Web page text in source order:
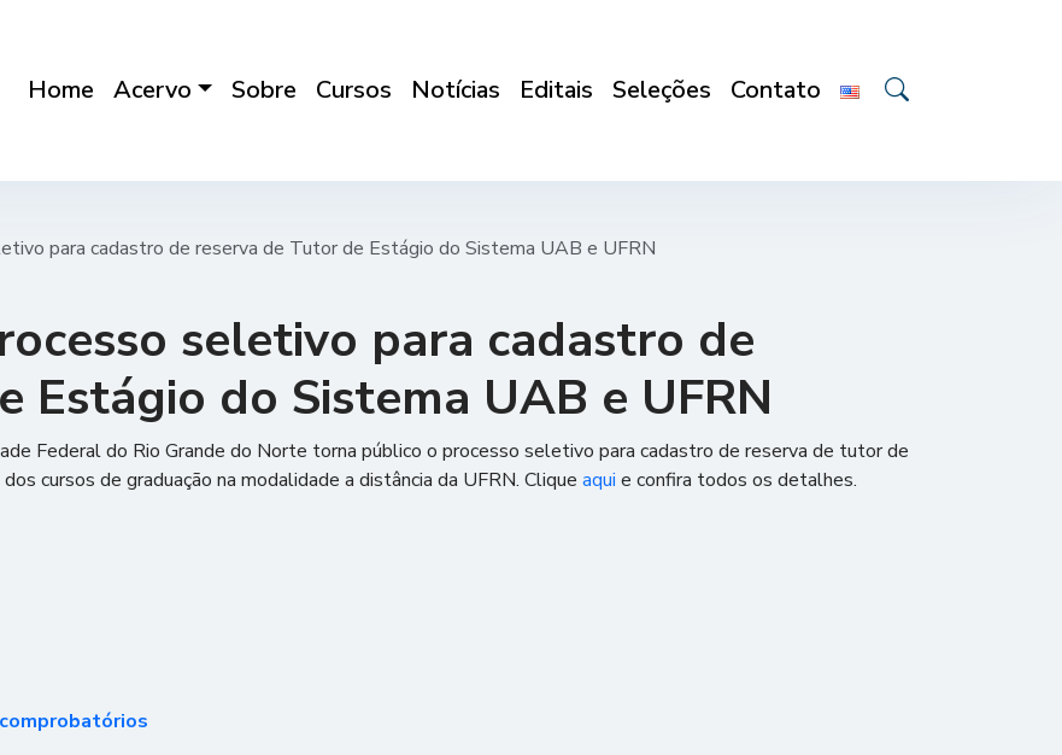
Home Acervo Sobre Cursos Notícias Editais Seleções Contato
para cadastro de reserva de Tutor de Estágio do Sistema UAB e UFRN
seletivo para cadastro de
Estágio do Sistema UAB e UFRN
Federal do Rio Grande do Norte torna público o processo seletivo para cadastro de reserva de tutor de
cursos de graduação na modalidade a distância da UFRN. Clique aqui e confira todos os detalhes.